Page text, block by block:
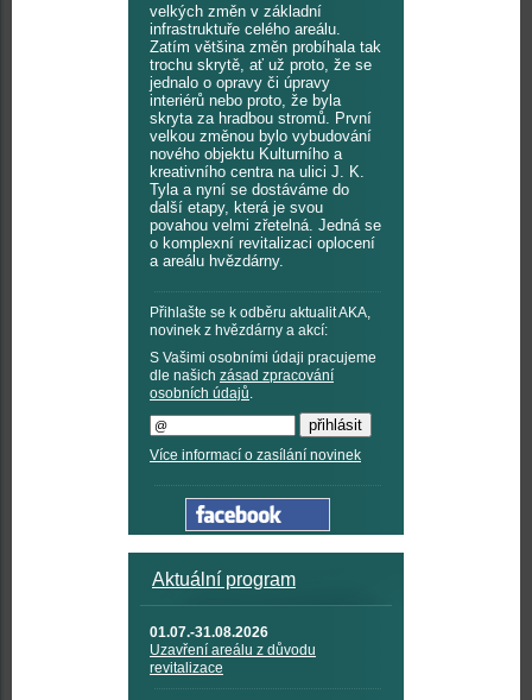
velkých změn v základní
infrastruktuře celého areálu.
Zatím většina změn probíhala tak
trochu skrytě, ať už proto, že se
jednalo o opravy či úpravy
interiérů nebo proto, že byla
skryta za hradbou stromů. První
velkou změnou bylo vybudování
nového objektu Kulturního a
kreativního centra na ulici J. K.
Tyla a nyní se dostáváme do
další etapy, která je svou
povahou velmi zřetelná. Jedná se
o komplexní revitalizaci oplocení
a areálu hvězdárny.
Přihlašte se k odběru aktualit AKA,
novinek z hvězdárny a akcí:
S Vašimi osobními údaji pracujeme
dle našich zásad zpracování
osobních údajů.
Více informací o zasílání novinek
Aktuální program
01.07.-31.08.2026
Uzavření areálu z důvodu
revitalizace